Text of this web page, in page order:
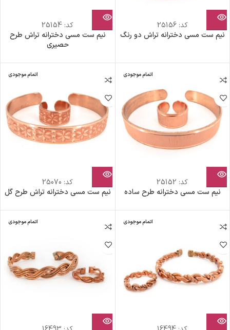
کد:25156
نیم ست مسی دخترانه تراش دو رنگ
کد: 25154
نیم ست مسی دخترانه تراش طرح
حصیری
اتمام موجودی
کد: 25152
نیم ست مسی دخترانه طرح ساده
اتمام موجودی
کد: 25070
نیم ست مسی دخترانه تراش طرح گل
اتمام موجودی اتمام موجودی